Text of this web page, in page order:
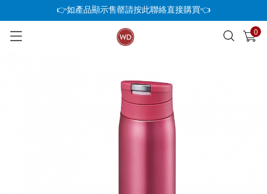
👉如產品顯示售罄請按此聯絡直接購買👈
0
已加入購物車 查看